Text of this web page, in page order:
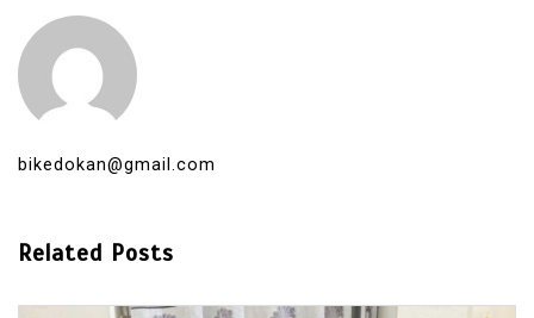
bikedokan@gmail.com
Related Posts